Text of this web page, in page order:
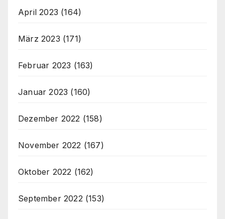
April 2023 (164)
März 2023 (171)
Februar 2023 (163)
Januar 2023 (160)
Dezember 2022 (158)
November 2022 (167)
Oktober 2022 (162)
September 2022 (153)